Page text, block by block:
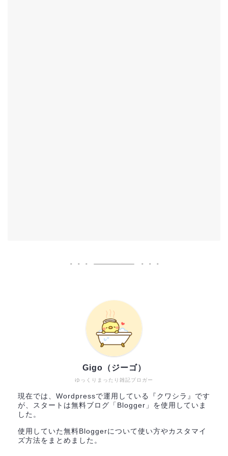
ゆっくりまったり雑記ブロガー
Gigo（ジーゴ）
現在では、Wordpressで運用している『クワシラ』です
が、スタートは無料ブログ「Blogger」を使用していま
した。
使用していた無料Bloggerについて使い方やカスタマイ
ズ方法をまとめました。